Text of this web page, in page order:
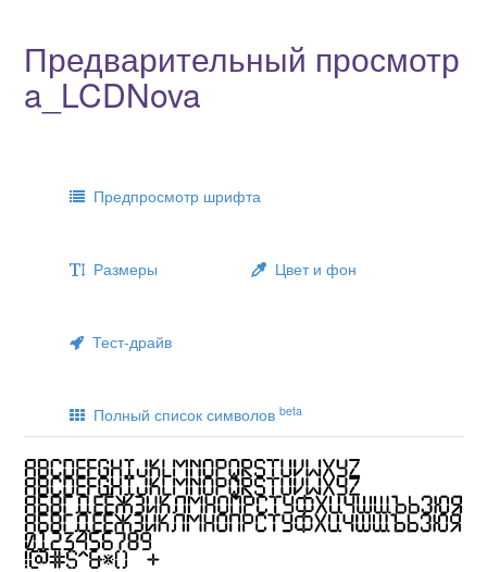
Предварительный просмотр
a_LCDNova
Предпросмотр шрифта
Размеры Цвет и фон
Тест-драйв
Полный список символов beta